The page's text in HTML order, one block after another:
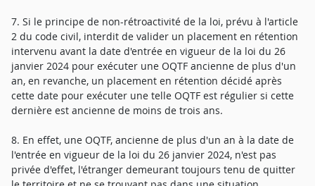
7. Si le principe de non-rétroactivité de la loi, prévu à l'article
2 du code civil, interdit de valider un placement en rétention
intervenu avant la date d'entrée en vigueur de la loi du 26
janvier 2024 pour exécuter une OQTF ancienne de plus d'un
an, en revanche, un placement en rétention décidé après
cette date pour exécuter une telle OQTF est régulier si cette
dernière est ancienne de moins de trois ans.
8. En effet, une OQTF, ancienne de plus d'un an à la date de
l'entrée en vigueur de la loi du 26 janvier 2024, n'est pas
privée d'effet, l'étranger demeurant toujours tenu de quitter